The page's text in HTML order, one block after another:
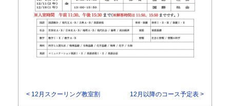
< 12月スクーリング教室割 12月以降のコース予定表 >